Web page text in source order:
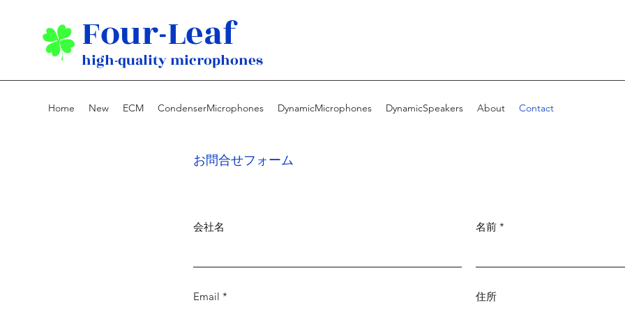
Four-Leaf
high-quality microphones
Home New ECM CondenserMicrophones DynamicMicrophones DynamicSpeakers About Contact
お問合せフォーム
会社名 名前
Email 住所